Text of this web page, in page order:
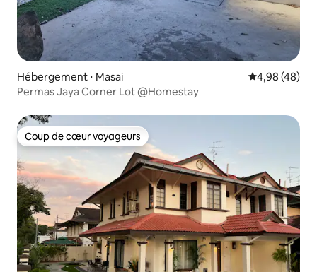
Hébergement ⋅ Masai Évaluation
4,98 (48)
Permas Jaya Corner Lot @Homestay
Coup de cœur voyageurs
Coup de cœur voyageurs